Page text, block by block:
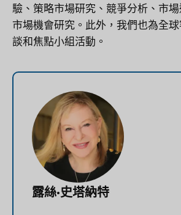
驗、策略市場研究、競爭分析、市
市場機會研究。此外，我們也為全
談和焦點小組活動。
露絲·史塔納特